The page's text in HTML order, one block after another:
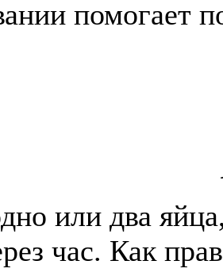
помогает
или два
час. Как